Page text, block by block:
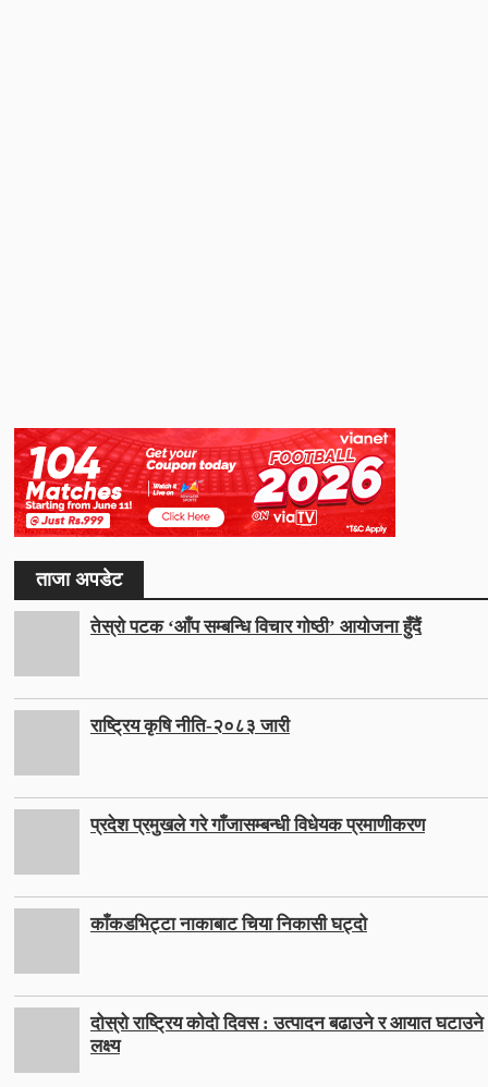
ताजा अपडेट
तेस्रो पटक ‘आँप सम्बन्धि विचार गोष्ठी’ आयोजना हुँदैं
राष्ट्रिय कृषि नीति-२०८३ जारी
प्रदेश प्रमुखले गरे गाँजासम्बन्धी विधेयक प्रमाणीकरण
काँकडभिट्टा नाकाबाट चिया निकासी घट्दो
दोस्रो राष्ट्रिय कोदो दिवस : उत्पादन बढाउने र आयात घटाउने
लक्ष्य